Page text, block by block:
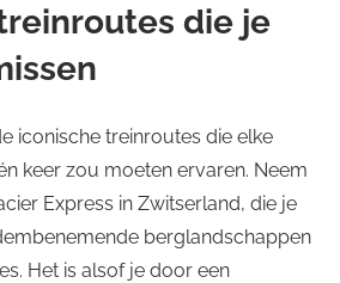
die je
iconische treinroutes die elke
keer zou moeten ervaren. Neem
Express in Zwitserland, die je
berglandschappen
Het is alsof je door een